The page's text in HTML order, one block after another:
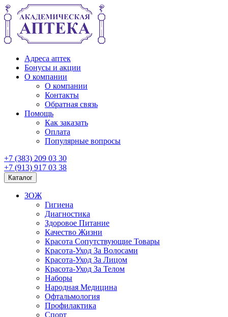
Адреса аптек
Бонусы и акции
О компании
О компании
Контакты
Обратная связь
Помощь
Как заказать
Оплата
Популярные вопросы
+7 (383) 209 03 30
+7 (913) 917 03 38
Каталог
ЗОЖ
Гигиена
Диагностика
Здоровое Питание
Качество Жизни
Красота Сопутствующие Товары
Красота-Уход За Волосами
Красота-Уход За Лицом
Красота-Уход За Телом
Наборы
Народная Медицина
Офтальмология
Профилактика
Спорт